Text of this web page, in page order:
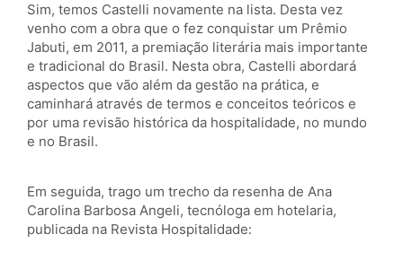
Sim, temos Castelli novamente na lista. Desta vez
venho com a obra que o fez conquistar um Prêmio
Jabuti, em 2011, a premiação literária mais importante
e tradicional do Brasil. Nesta obra, Castelli abordará
aspectos que vão além da gestão na prática, e
caminhará através de termos e conceitos teóricos e
por uma revisão histórica da hospitalidade, no mundo
e no Brasil.
Em seguida, trago um trecho da resenha de Ana
Carolina Barbosa Angeli, tecnóloga em hotelaria,
publicada na Revista Hospitalidade: